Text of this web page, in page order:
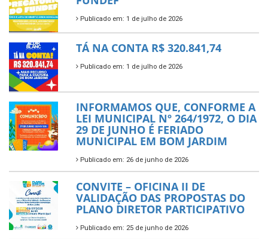
Publicado em: 1 de julho de 2026
TÁ NA CONTA R$ 320.841,74
Publicado em: 1 de julho de 2026
INFORMAMOS QUE, CONFORME A
LEI MUNICIPAL Nº 264/1972, O DIA
29 DE JUNHO É FERIADO
MUNICIPAL EM BOM JARDIM
Publicado em: 26 de junho de 2026
CONVITE – OFICINA II DE
VALIDAÇÃO DAS PROPOSTAS DO
PLANO DIRETOR PARTICIPATIVO
Publicado em: 25 de junho de 2026